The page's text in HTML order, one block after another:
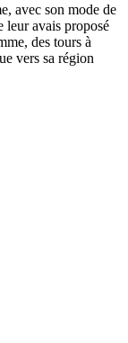
avec son mode de
leur avais proposé
des tours à
vers sa région